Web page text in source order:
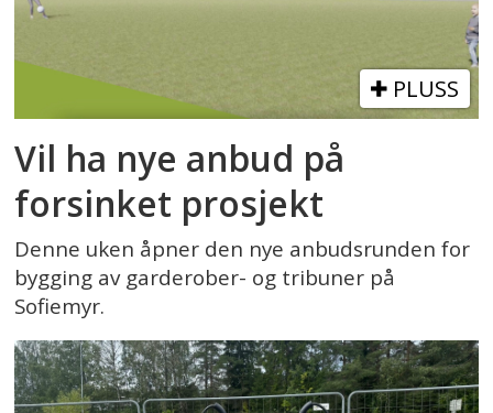
PLUSS
Vil ha nye anbud på
forsinket prosjekt
Denne uken åpner den nye anbudsrunden for
bygging av garderober- og tribuner på
Sofiemyr.